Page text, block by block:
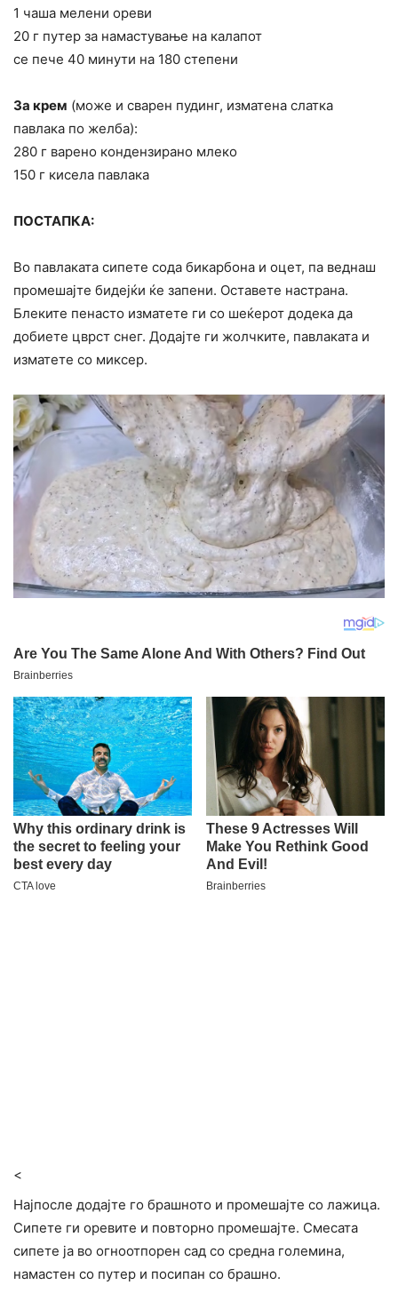
1 чаша мелени ореви
20 г путер за намастување на калапот
се пече 40 минути на 180 степени
За крем (може и сварен пудинг, изматена слатка
павлака по желба):
280 г варено кондензирано млеко
150 г кисела павлака
ПОСТАПКА:
Во павлаката сипете сода бикарбона и оцет, па веднаш
промешајте бидејќи ќе запени. Оставете настрана.
Блеките пенасто изматете ги со шеќерот додека да
добиете цврст снег. Додајте ги жолчките, павлаката и
изматете со миксер.
<
Најпосле додајте го брашното и промешајте со лажица.
Сипете ги оревите и повторно промешајте. Смесата
сипете ја во огноотпорен сад со средна големина,
намастен со путер и посипан со брашно.